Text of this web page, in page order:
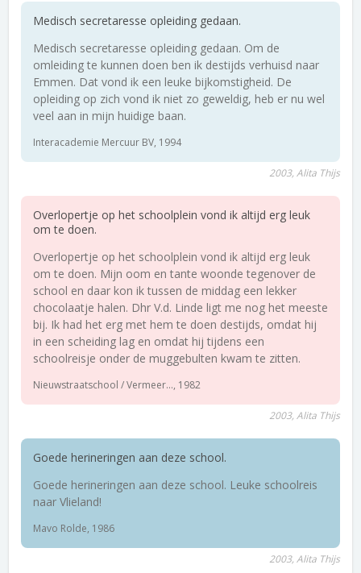
Medisch secretaresse opleiding gedaan.
Medisch secretaresse opleiding gedaan. Om de
omleiding te kunnen doen ben ik destijds verhuisd naar
Emmen. Dat vond ik een leuke bijkomstigheid. De
opleiding op zich vond ik niet zo geweldig, heb er nu wel
veel aan in mijn huidige baan.
Interacademie Mercuur BV, 1994
2003, Alita Thijs
Overlopertje op het schoolplein vond ik altijd erg leuk
om te doen.
Overlopertje op het schoolplein vond ik altijd erg leuk
om te doen. Mijn oom en tante woonde tegenover de
school en daar kon ik tussen de middag een lekker
chocolaatje halen. Dhr V.d. Linde ligt me nog het meeste
bij. Ik had het erg met hem te doen destijds, omdat hij
in een scheiding lag en omdat hij tijdens een
schoolreisje onder de muggebulten kwam te zitten.
Nieuwstraatschool / Vermeer..., 1982
2003, Alita Thijs
Goede herineringen aan deze school.
Goede herineringen aan deze school. Leuke schoolreis
naar Vlieland!
Mavo Rolde, 1986
2003, Alita Thijs